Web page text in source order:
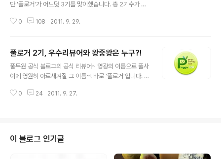
단 '풀로거'가 어느덧 3기를 맞이했습니다. 총 2기수가 진
뷰어와 왕중왕을 발표하며 마무리한 풀로거 2기를 정리하
군요! 그동안 풀로거들의 활동과 리뷰들을 보며 고민만 하
셨던 분들~! 이젠 부담을 덜고 응모하실 때가 되지 않으셨
나요? 앗! 파워블로거가 아니라서 응모할 엄두가 안난다구
으면 파워블로거가 아니어도 누구든 풀로거가 될 수 있습
0 108 2011. 9. 29.
풀로거 2기, 우수리뷰어와 왕중왕은 누구?!
풀무원 공식 블로그의 공식 리뷰어~ 영광의 이름으로 풀사
이에 영원히 아로새겨질 그 이름~! 바로 '풀로거'입니다. 벌
그렇다면 이어지는 순서는... 두둥~! 시상식~!!! 과연 어떤
기는 부득이하게 한분이 빠지게 되어 1기 보다 한분이 적은
19분께서 활동을 해주셨는데요. 포스팅 수가 무려... 126
개!!! 풀로거 한분당 평균 6.63개 수준이니 지난 1기보다
0 24 2011. 9. 27.
이 블로그 인기글